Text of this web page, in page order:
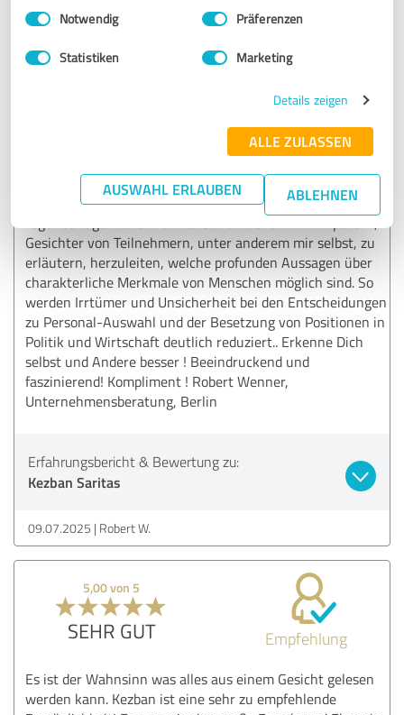
Impressum Datenschutzbestimmungen
Einwilligungsauswahl
Notwendig Präferenzen
Statistiken Marketing
Details zeigen
ALLE ZULASSEN
AUSWAHL ERLAUBEN ABLEHNEN
09.07.2025 Heiko P.
Empfehlung
Kezban Saritas hat gestern Abend, im Rahmen eines
größeren Unternehmer-Treffens eine einstündige
Kostprobe ihres Könnens gegeben. Die Teilnehmer waren
regelrecht geflashed von Kezban's Talent und Kompetenz,
Gesichter von Teilnehmern, unter anderem mir selbst, zu
erläutern, herzuleiten, welche profunden Aussagen über
charakterliche Merkmale von Menschen möglich sind. So
werden Irrtümer und Unsicherheit bei den Entscheidungen
zu Personal-Auswahl und der Besetzung von Positionen in
Politik und Wirtschaft deutlich reduziert.. Erkenne Dich
selbst und Andere besser ! Beeindruckend und
faszinierend! Kompliment ! Robert Wenner,
Unternehmensberatung, Berlin
Erfahrungsbericht & Bewertung zu:
Kezban Saritas
09.07.2025 Robert W.
5,00 von 5
SEHR GUT Empfehlung
Es ist der Wahnsinn was alles aus einem Gesicht gelesen
werden kann. Kezban ist eine sehr zu empfehlende